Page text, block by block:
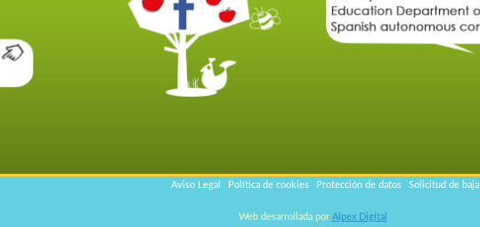
Aviso Legal Política de cookies Protección de datos Solicitud de baja
Web desarrollada por Alpex Digital